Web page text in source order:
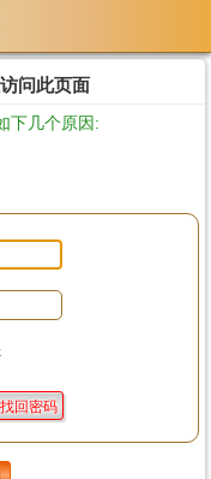
问此页面
下几个原因: